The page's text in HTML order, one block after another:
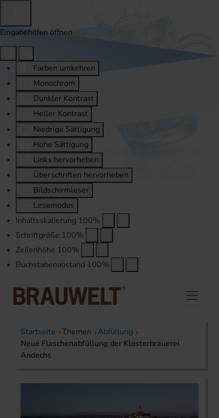
Eingabehilfen öffnen
Farben umkehren
Monochrom
Dunkler Kontrast
Heller Kontrast
Niedrige Sättigung
Hohe Sättigung
Links hervorheben
Überschriften hervorheben
Bildschirmleser
Lesemodus
Inhaltsskalierung 100%
Schriftgröße 100%
Zeilenhöhe 100%
Buchstabenabstand 100%
Startseite Themen
Abfüllung
Neue Flaschenabfüllung der Klosterbrauerei
Andechs